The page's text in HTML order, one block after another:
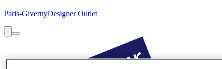
Paris-GivernyDesigner Outlet